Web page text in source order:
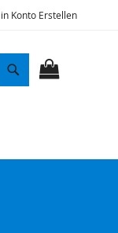
Konto Erstellen
S
h